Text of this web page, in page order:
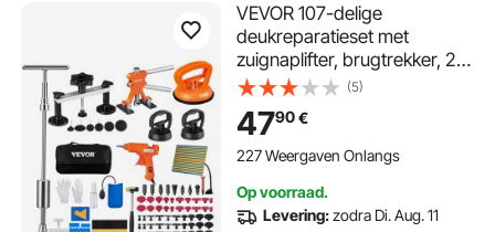
VEVOR 107-delige
deukreparatieset met
zuignaplifter, brugtrekker, 2-
in-1 slaghamer, 50 trekstrips
en 6 brugtrekkers,
deukverwijderingsgereedsch
ap voor auto's
(5)
4790€
227 Weergaven Onlangs
Op voorraad.
Levering:zodra Di. Aug. 11